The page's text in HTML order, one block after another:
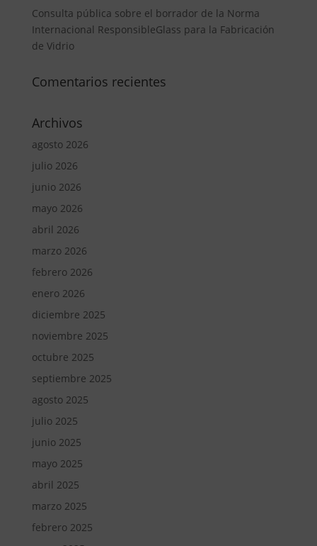
Consulta pública sobre el borrador de la Norma
Internacional ResponsibleGlass para la Fabricación
de Vidrio
Comentarios recientes
Archivos
agosto 2026
julio 2026
junio 2026
mayo 2026
abril 2026
marzo 2026
febrero 2026
enero 2026
diciembre 2025
noviembre 2025
octubre 2025
septiembre 2025
agosto 2025
julio 2025
junio 2025
mayo 2025
abril 2025
marzo 2025
febrero 2025